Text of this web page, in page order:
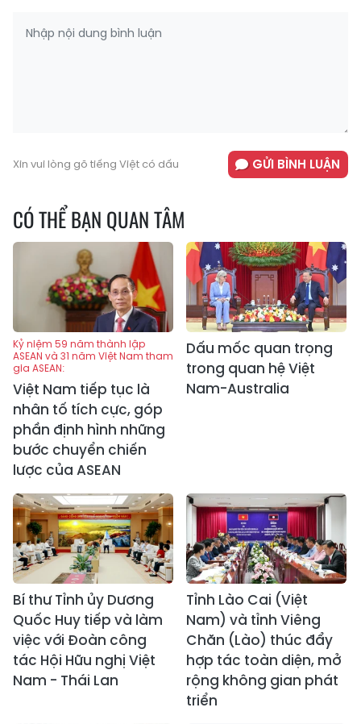
Xin vui lòng gõ tiếng Việt có dấu GỬI BÌNH LUẬN
CÓ THỂ BẠN QUAN TÂM
Kỷ niệm 59 năm thành lập
ASEAN và 31 năm Việt Nam tham
gia ASEAN:
Việt Nam tiếp tục là
nhân tố tích cực, góp
phần định hình những
bước chuyển chiến
lược của ASEAN
Dấu mốc quan trọng
trong quan hệ Việt
Nam-Australia
Bí thư Tỉnh ủy Dương
Quốc Huy tiếp và làm
việc với Đoàn công
tác Hội Hữu nghị Việt
Nam - Thái Lan
Tỉnh Lào Cai (Việt
Nam) và tỉnh Viêng
Chăn (Lào) thúc đẩy
hợp tác toàn diện, mở
rộng không gian phát
triển